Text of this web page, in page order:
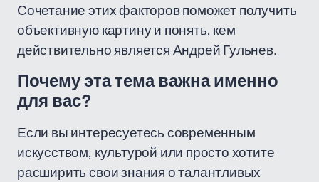
Сочетание этих факторов поможет получить
объективную картину и понять, кем
действительно является Андрей Гульнев.
Почему эта тема важна именно
для вас?
Если вы интересуетесь современным
искусством, культурой или просто хотите
расширить свои знания о талантливых